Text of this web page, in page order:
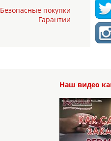
Безопасные покупки
Гарантии
Наш видео